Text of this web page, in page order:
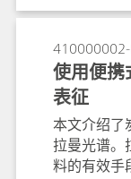
使用便
表征
本文介绍了
拉曼光谱。
料的有效手